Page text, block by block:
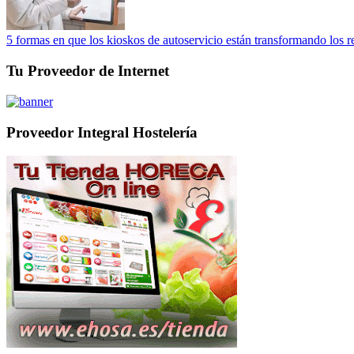
5 formas en que los kioskos de autoservicio están transformando los
Tu Proveedor de Internet
Proveedor Integral Hostelería